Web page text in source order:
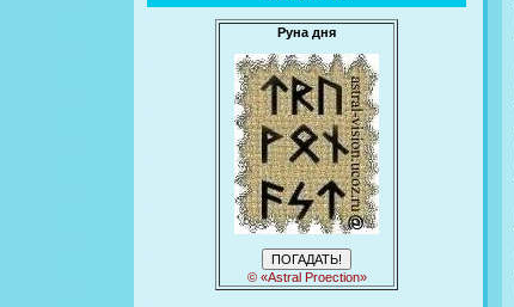
Руна дня
© «Astral Proection»